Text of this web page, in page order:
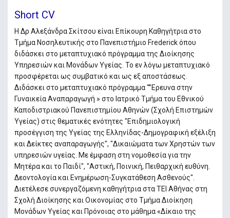
Short CV
Η Δρ Αλεξάνδρα Σκίτσου είναι Επίκουρη Καθηγήτρια στο
Τμήμα Νοσηλευτικής στο Πανεπιστήμιο Frederick όπου
διδάσκει στο μεταπτυχιακό πρόγραμμα της Διοίκησης
Υπηρεσιών και Μονάδων Υγείας. Το εν λόγω μεταπτυχιακό
προσφέρεται ως συμβατικό και ως εξ αποστάσεως.
Διδάσκει στο μεταπτυχιακό πρόγραμμα “’’Ερευνα στην
Γυναικεία Αναπαραγωγή » στο Ιατρικό Τμήμα του Εθνικού
Καποδιστριακού Πανεπιστημίου Αθηνών (Σχολή Επιστημών
Υγείας) στις θεματικές ενότητες "Επιδημιολογική
προσέγγιση της Υγείας της Ελληνίδας-Δημογραφική εξέλιξη
και Δείκτες αναπαραγωγής", "Δικαιώματα των Χρηστών των
υπηρεσιών υγείας. Με έμφαση στη νομοθεσία για την
Μητέρα και το Παιδί", "Αστική, Ποινική, Πειθαρχική ευθύνη.
Δεοντολογία και Ενημέρωση-Συγκατάθεση Ασθενούς".
Διετέλεσε συνεργαζόμενη καθηγήτρια στα ΤΕΙ Αθήνας στη
Σχολή Διοίκησης και Οικονομίας στο Τμήμα Διοίκηση
Μονάδων Υγείας και Πρόνοιας στο μάθημα «Δίκαιο της